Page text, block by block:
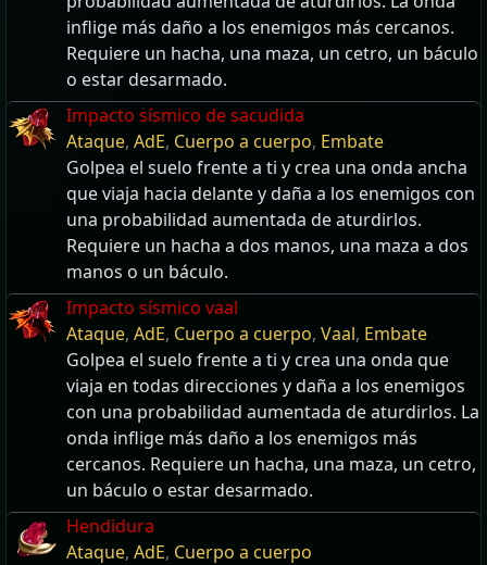
inflige más daño a los enemigos más cercanos.
Requiere un hacha, una maza, un cetro, un báculo
o estar desarmado.
Impacto sísmico de sacudida
Ataque, AdE, Cuerpo a cuerpo, Embate
Golpea el suelo frente a ti y crea una onda ancha
que viaja hacia delante y daña a los enemigos con
una probabilidad aumentada de aturdirlos.
Requiere un hacha a dos manos, una maza a dos
manos o un báculo.
Impacto sísmico vaal
Ataque, AdE, Cuerpo a cuerpo, Vaal, Embate
Golpea el suelo frente a ti y crea una onda que
viaja en todas direcciones y daña a los enemigos
con una probabilidad aumentada de aturdirlos. La
onda inflige más daño a los enemigos más
cercanos. Requiere un hacha, una maza, un cetro,
un báculo o estar desarmado.
Hendidura
Ataque, AdE, Cuerpo a cuerpo